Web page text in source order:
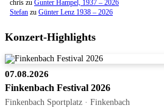
chris zu Gunter Hampel, 1937 – 2026
Stefan zu Günter Lenz 1938 – 2026
Konzert-Highlights
07.08.2026
Finkenbach Festival 2026
Finkenbach Sportplatz · Finkenbach